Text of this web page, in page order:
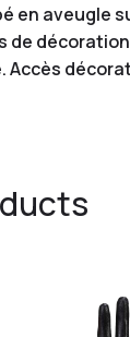
en aveugle
de
Accès